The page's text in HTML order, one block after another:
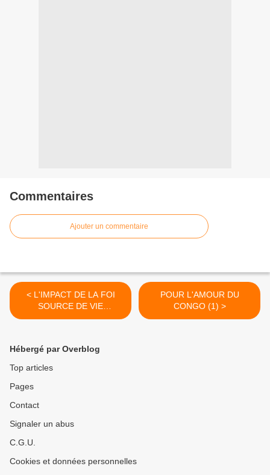
Commentaires
Ajouter un commentaire
< L'IMPACT DE LA FOI
SOURCE DE VIE
SURNATURELLE(4)
POUR L'AMOUR DU
CONGO (1) >
Hébergé par Overblog
Top articles
Pages
Contact
Signaler un abus
C.G.U.
Cookies et données personnelles